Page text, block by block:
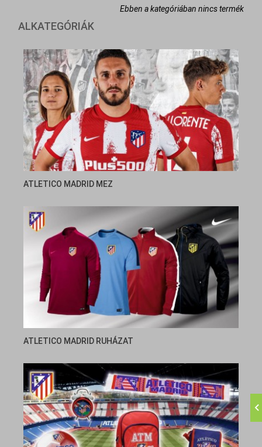
Ebben a kategóriában nincs termék
ALKATEGÓRIÁK
ATLETICO MADRID MEZ
ATLETICO MADRID RUHÁZAT